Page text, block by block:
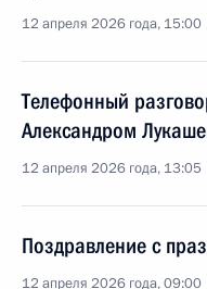
12 апреля 2026 года, 15:00
Телефонный
Александром
12 апреля 2026 года, 13:05
Поздравление с
12 апреля 2026 года, 09:00